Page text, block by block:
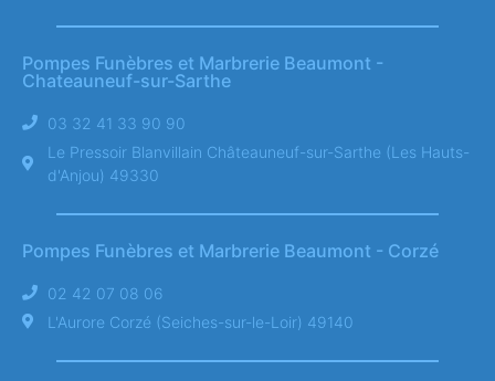
Pompes Funèbres et Marbrerie Beaumont -
Chateauneuf-sur-Sarthe
03 32 41 33 90 90
Le Pressoir Blanvillain Châteauneuf-sur-Sarthe (Les Hauts-
d'Anjou) 49330
Pompes Funèbres et Marbrerie Beaumont - Corzé
02 42 07 08 06
L'Aurore Corzé (Seiches-sur-le-Loir) 49140